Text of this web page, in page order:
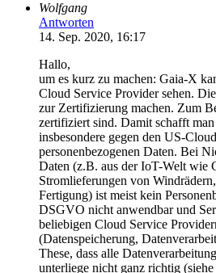
Wolfgang
Antworten
14. Sep. 2020, 16:17
Hallo,
um es kurz zu machen: Gaia-X
Cloud Service Provider sehen.
zur Zertifizierung machen. Zum
zertifiziert sind. Damit schafft
insbesondere gegen den US-
personenbezogenen Daten. Bei
Daten (z.B. aus der IoT-Welt wie
Stromlieferungen von
Fertigung) ist meist kein
DSGVO nicht anwendbar und
beliebigen Cloud Service
(Datenspeicherung,
These, dass alle
unterliege nicht ganz richtig